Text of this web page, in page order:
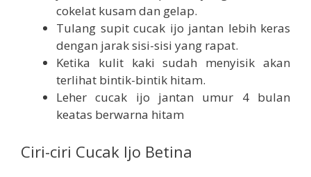
cokelat kusam dan gelap.
Tulang supit cucak ijo jantan lebih keras
dengan jarak sisi-sisi yang rapat.
Ketika kulit kaki sudah menyisik akan
terlihat bintik-bintik hitam.
Leher cucak ijo jantan umur 4 bulan
keatas berwarna hitam
Ciri-ciri Cucak Ijo Betina